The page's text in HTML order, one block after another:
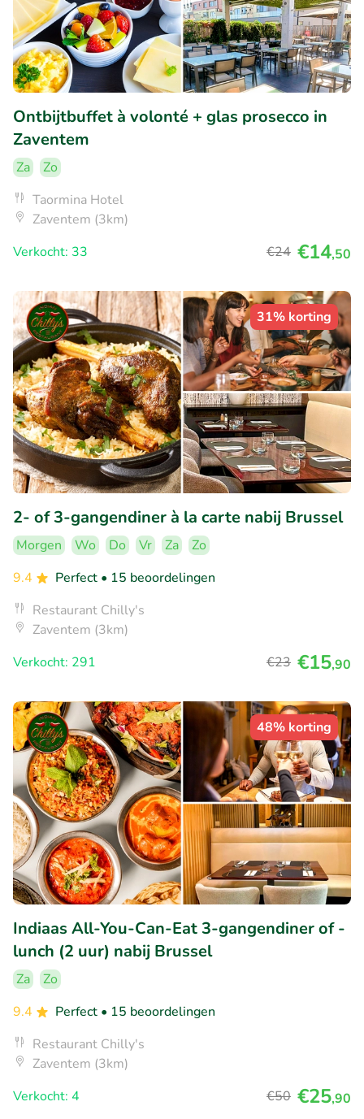
Ontbijtbuffet à volonté + glas prosecco in
Zaventem
Za
Zo
Taormina Hotel
Zaventem (3km)
Verkocht: 33
€24 €14,50
31% korting
2- of 3-gangendiner à la carte nabij Brussel
Morgen Wo Do Vr Za
Zo
9.4
Perfect • 15 beoordelingen
Restaurant Chilly's
Zaventem (3km)
Verkocht: 291
€23 €15,90
48% korting
Indiaas All-You-Can-Eat 3-gangendiner of -
lunch (2 uur) nabij Brussel
Za
Zo
9.4
Perfect • 15 beoordelingen
Restaurant Chilly's
Zaventem (3km)
Verkocht: 4
€50 €25,90